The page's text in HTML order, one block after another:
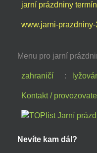
jarní prázdniny
www.jarni-prazdniny-
Menu pro jarní
zahraničí :
Kontakt / provozovatel
Nevíte kam dál?